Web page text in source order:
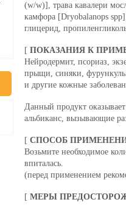
(w/w)], трава кавалери
камфора [Dryobalanops
глицерид,
[ ПОКАЗАНИЯ К
Нейродермит, псориаз,
прыщи, синяки,
и другие кожные
Данный продукт
альбиканс, вызывающие
[ СПОСОБ
Возьмите необходимое
впиталась.
(перед применением
[ МЕРЫ